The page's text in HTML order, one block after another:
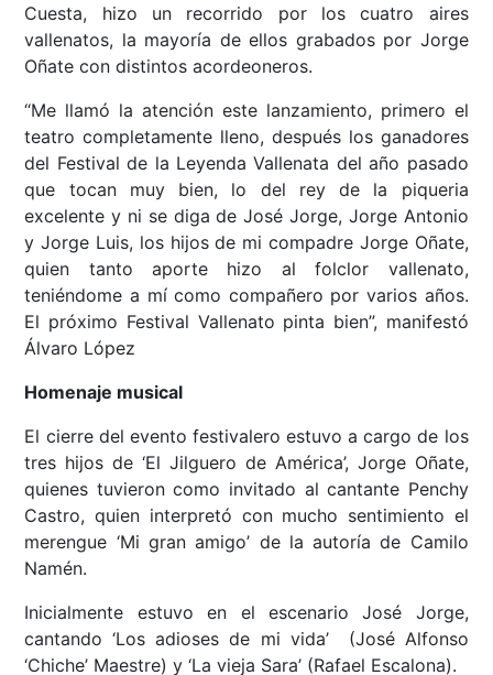
Cuesta, hizo un recorrido por los cuatro aires
vallenatos, la mayoría de ellos grabados por Jorge
Oñate con distintos acordeoneros.
“Me llamó la atención este lanzamiento, primero el
teatro completamente lleno, después los ganadores
del Festival de la Leyenda Vallenata del año pasado
que tocan muy bien, lo del rey de la piqueria
excelente y ni se diga de José Jorge, Jorge Antonio
y Jorge Luis, los hijos de mi compadre Jorge Oñate,
quien tanto aporte hizo al folclor vallenato,
teniéndome a mí como compañero por varios años.
El próximo Festival Vallenato pinta bien”, manifestó
Álvaro López
Homenaje musical
El cierre del evento festivalero estuvo a cargo de los
tres hijos de ‘El Jilguero de América’, Jorge Oñate,
quienes tuvieron como invitado al cantante Penchy
Castro, quien interpretó con mucho sentimiento el
merengue ‘Mi gran amigo’ de la autoría de Camilo
Namén.
Inicialmente estuvo en el escenario José Jorge,
cantando ‘Los adioses de mi vida’ (José Alfonso
‘Chiche’ Maestre) y ‘La vieja Sara’ (Rafael Escalona).